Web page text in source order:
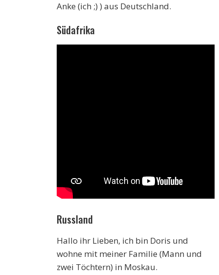
Anke (ich ;) ) aus Deutschland.
Südafrika
Russland
Hallo ihr Lieben, ich bin Doris und
wohne mit meiner Familie (Mann und
zwei Töchtern) in Moskau.